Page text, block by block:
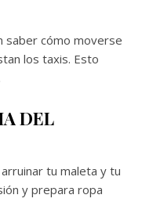
saber cómo moverse
los taxis. Esto
DEL
tu maleta y tu
y prepara ropa